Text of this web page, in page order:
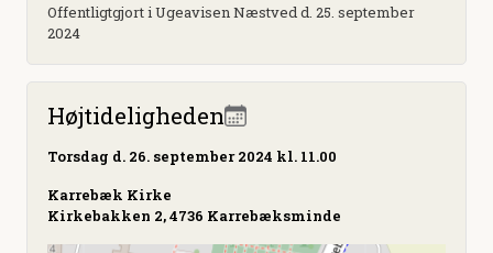
Offentligtgjort i Ugeavisen Næstved d. 25. september
2024
Højtideligheden
Torsdag d. 26. september 2024 kl. 11.00
Karrebæk Kirke
Kirkebakken 2, 4736 Karrebæksminde